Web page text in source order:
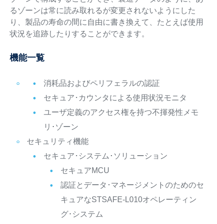
るゾーンは常に読み取れるが変更されないようにした
り、製品の寿命の間に自由に書き換えて、たとえば使用
状況を追跡したりすることができます。
機能一覧
消耗品およびペリフェラルの認証
セキュア･カウンタによる使用状況モニタ
ユーザ定義のアクセス権を持つ不揮発性メモ
リ･ゾーン
セキュリティ機能
セキュア･システム･ソリューション
セキュアMCU
認証とデータ･マネージメントのためのセ
キュアなSTSAFE-L010オペレーティン
グ･システム